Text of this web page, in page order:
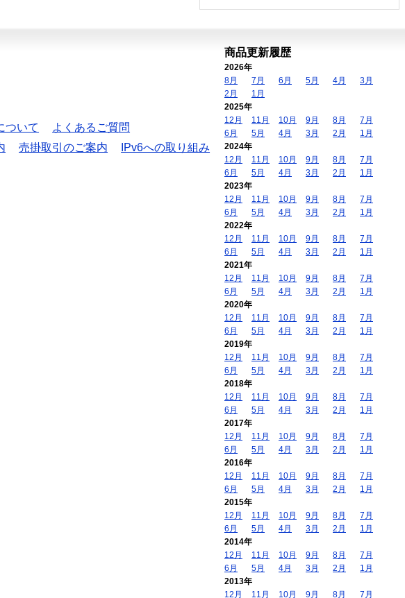
ついて
よくあるご質問
売掛取引のご案内
IPv6への取り組み
商品更新履歴
2026年
8月
7月 6月 5月 4月
3月
2月
1月
2025年
12月
11月 10月 9月 8月
7月
6月
5月 4月 3月 2月
1月
2024年
12月
11月 10月 9月 8月
7月
6月
5月 4月 3月 2月
1月
2023年
12月
11月 10月 9月 8月
7月
6月
5月 4月 3月 2月
1月
2022年
12月
11月 10月 9月 8月
7月
6月
5月 4月 3月 2月
1月
2021年
12月
11月 10月 9月 8月
7月
6月
5月 4月 3月 2月
1月
2020年
12月
11月 10月 9月 8月
7月
6月
5月 4月 3月 2月
1月
2019年
12月
11月 10月 9月 8月
7月
6月
5月 4月 3月 2月
1月
2018年
12月
11月 10月 9月 8月
7月
6月
5月 4月 3月 2月
1月
2017年
12月
11月 10月 9月 8月
7月
6月
5月 4月 3月 2月
1月
2016年
12月
11月 10月 9月 8月
7月
6月
5月 4月 3月 2月
1月
2015年
12月
11月 10月 9月 8月
7月
6月
5月 4月 3月 2月
1月
2014年
12月
11月 10月 9月 8月
7月
6月
5月 4月 3月 2月
1月
2013年
12月
11月 10月 9月 8月 7月